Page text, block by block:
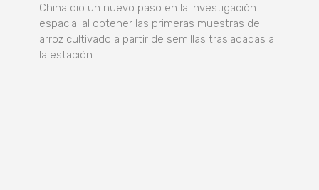
China dio un nuevo paso en la investigación
espacial al obtener las primeras muestras de
arroz cultivado a partir de semillas trasladadas a
la estación